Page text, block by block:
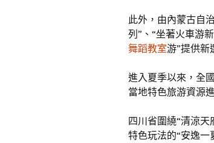
此外，由內蒙古自
列”、“坐著火車游
舞蹈教室游”提供新
進入夏季以來，全
當地特色旅游資源
四川省圍繞“清涼天
特色玩法的“安逸一